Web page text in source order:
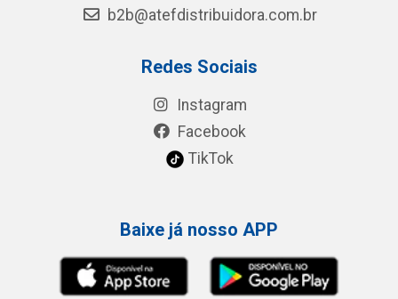
b2b@atefdistribuidora.com.br
Redes Sociais
Instagram
Facebook
TikTok
Baixe já nosso APP